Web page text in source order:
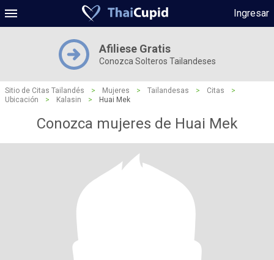
Ingresar
Afiliese Gratis
Conozca Solteros Tailandeses
Sitio de Citas Tailandés > Mujeres > Tailandesas > Citas
>
Ubicación
> Kalasin > Huai Mek
Conozca mujeres de Huai Mek